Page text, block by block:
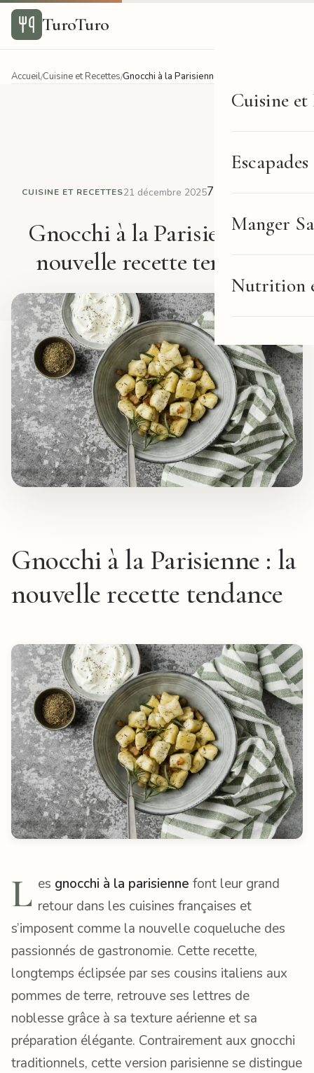
TuroTuro
Cuisine et
Manger
Nutrition
Accueil/Cuisine et Recettes/
CUISINE ET RECETTES21 décembre 20257 min de lecture
Gnocchi à la Parisienne : la
nouvelle recette tendance
Gnocchi à la Parisienne : la
nouvelle recette tendance
L es gnocchi à la parisienne font leur grand
retour dans les cuisines françaises et
s’imposent comme la nouvelle coqueluche des
passionnés de gastronomie. Cette recette,
longtemps éclipsée par ses cousins italiens aux
pommes de terre, retrouve ses lettres de
noblesse grâce à sa texture aérienne et sa
préparation élégante. Contrairement aux gnocchi
traditionnels, cette version parisienne se distingue